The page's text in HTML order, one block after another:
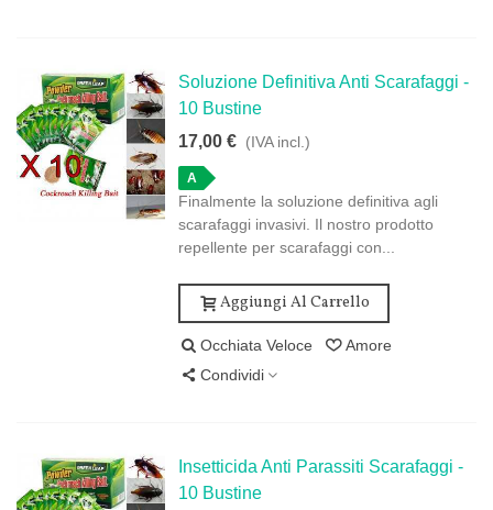
Soluzione Definitiva Anti Scarafaggi -
10 Bustine
17,00 € (IVA incl.)
A
Finalmente la soluzione definitiva agli
scarafaggi invasivi. Il nostro prodotto
repellente per scarafaggi con...
Aggiungi Al Carrello
Occhiata Veloce
Amore
Condividi
Insetticida Anti Parassiti Scarafaggi -
10 Bustine